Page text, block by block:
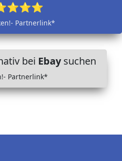
Partnerlink*
bei Ebaysuchen
Partnerlink*